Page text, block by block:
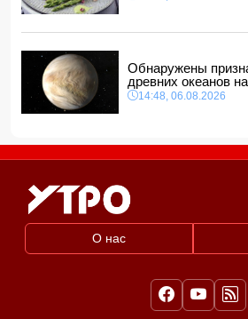
Обнаружены
древних океанов
14:48, 06.08.2026
О нас